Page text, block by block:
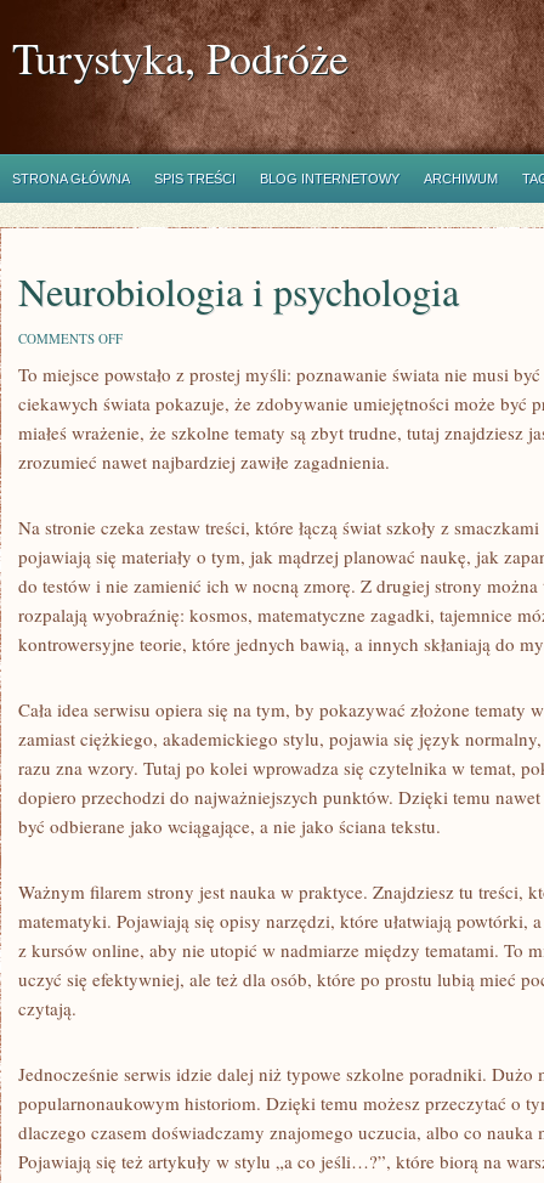
Turystyka, Podróże
STRONA GŁÓWNA SPIS TREŚCI BLOG INTERNETOWY ARCHIWUM
Neurobiologia i psychologia
COMMENTS OFFON
I
To miejsce powstało z prostej myśli: poznawanie świata nie musi
ciekawych świata pokazuje, że zdobywanie umiejętności może być
miałeś wrażenie, że szkolne tematy są zbyt trudne, tutaj znajdziesz
zrozumieć nawet najbardziej zawiłe zagadnienia.
Na stronie czeka zestaw treści, które łączą świat szkoły z
pojawiają się materiały o tym, jak mądrzej planować naukę, jak
do testów i nie zamienić ich w nocną zmorę. Z drugiej strony
rozpalają wyobraźnię: kosmos, matematyczne zagadki, tajemnice
kontrowersyjne teorie, które jednych bawią, a innych skłaniają do
Cała idea serwisu opiera się na tym, by pokazywać złożone tematy
zamiast ciężkiego, akademickiego stylu, pojawia się język
razu zna wzory. Tutaj po kolei wprowadza się czytelnika w temat,
dopiero przechodzi do najważniejszych punktów. Dzięki temu
być odbierane jako wciągające, a nie jako ściana tekstu.
Ważnym filarem strony jest nauka w praktyce. Znajdziesz tu treści,
matematyki. Pojawiają się opisy narzędzi, które ułatwiają powtórki,
z kursów online, aby nie utopić w nadmiarze między tematami. To
uczyć się efektywniej, ale też dla osób, które po prostu lubią mieć
czytają.
Jednocześnie serwis idzie dalej niż typowe szkolne poradniki. Dużo
popularnonaukowym historiom. Dzięki temu możesz przeczytać o
dlaczego czasem doświadczamy znajomego uczucia, albo co
Pojawiają się też artykuły w stylu „a co jeśli…?”, które biorą na